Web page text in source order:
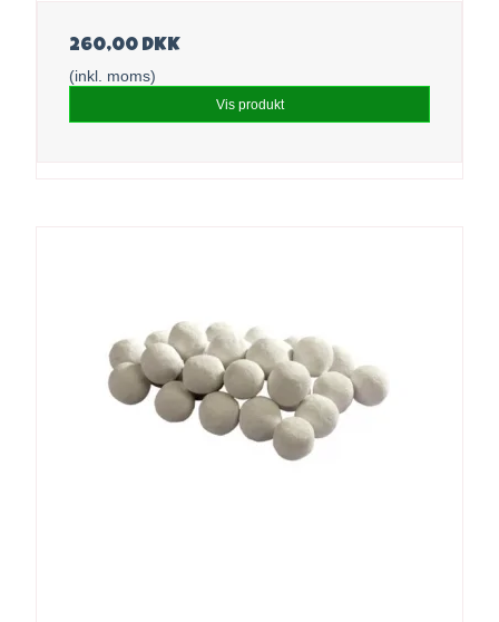
260,00 DKK
(inkl. moms)
Vis produkt